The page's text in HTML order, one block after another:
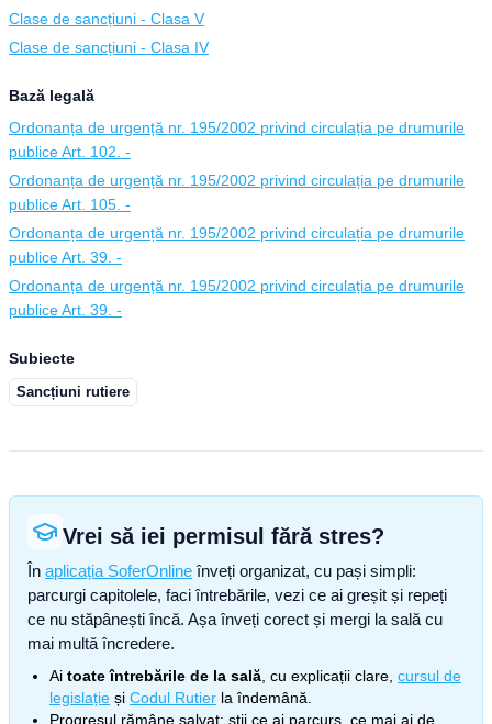
Clase de sancțiuni - Clasa V
Clase de sancțiuni - Clasa IV
Bază legală
Ordonanța de urgență nr. 195/2002 privind circulația pe drumurile
publice Art. 102. -
Ordonanța de urgență nr. 195/2002 privind circulația pe drumurile
publice Art. 105. -
Ordonanța de urgență nr. 195/2002 privind circulația pe drumurile
publice Art. 39. -
Ordonanța de urgență nr. 195/2002 privind circulația pe drumurile
publice Art. 39. -
Subiecte
Sancțiuni rutiere
Vrei să iei permisul fără stres?
În aplicația SoferOnline înveți organizat, cu pași simpli:
parcurgi capitolele, faci întrebările, vezi ce ai greșit și repeți
ce nu stăpânești încă. Așa înveți corect și mergi la sală cu
mai multă încredere.
Ai toate întrebările de la sală , cu explicații clare, cursul de
legislație și Codul Rutier la îndemână.
Progresul rămâne salvat: știi ce ai parcurs, ce mai ai de